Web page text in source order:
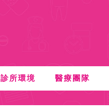
診所環境 醫療團隊